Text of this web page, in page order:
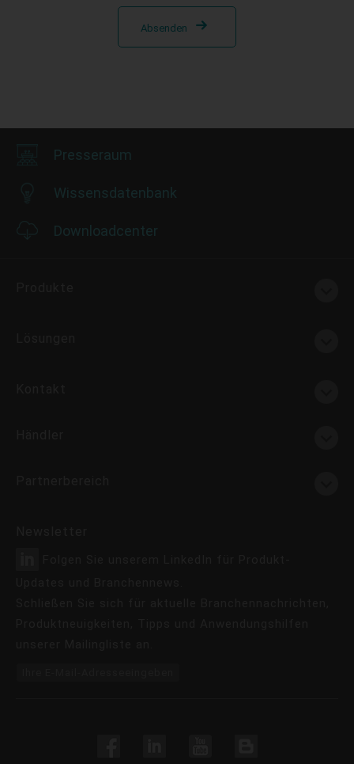
Absenden
Presseraum
Wissensdatenbank
Downloadcenter